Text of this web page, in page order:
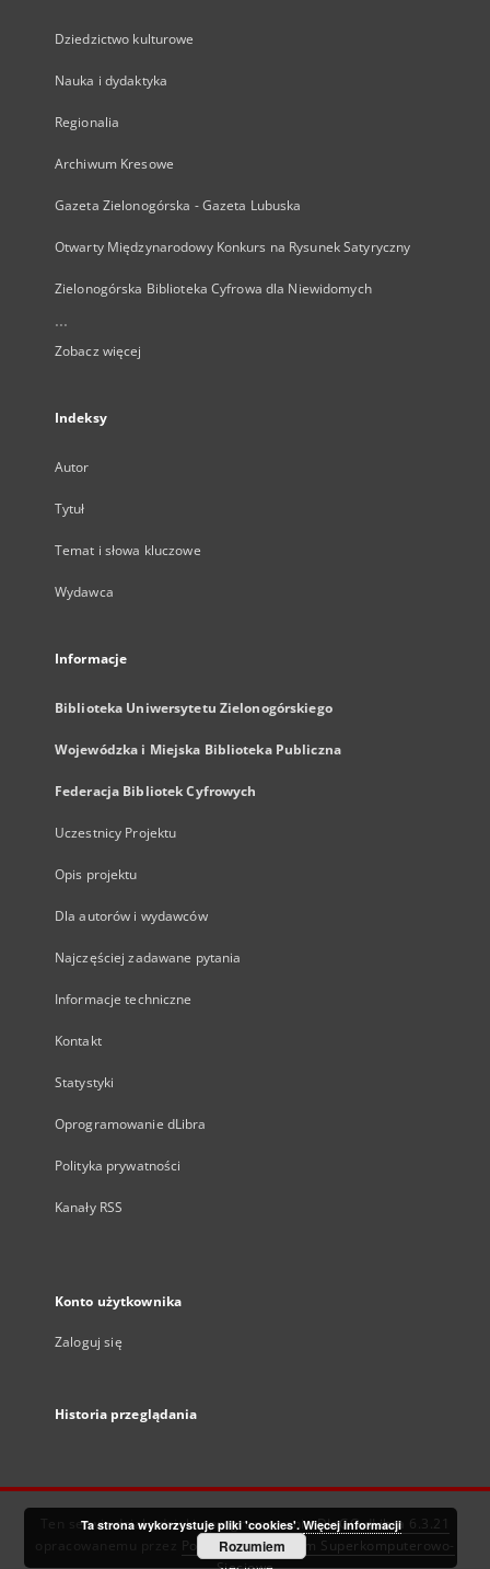
Dziedzictwo kulturowe
Nauka i dydaktyka
Regionalia
Archiwum Kresowe
Gazeta Zielonogórska - Gazeta Lubuska
Otwarty Międzynarodowy Konkurs na Rysunek Satyryczny
Zielonogórska Biblioteka Cyfrowa dla Niewidomych
...
Zobacz więcej
Indeksy
Autor
Tytuł
Temat i słowa kluczowe
Wydawca
Informacje
Biblioteka Uniwersytetu Zielonogórskiego
Wojewódzka i Miejska Biblioteka Publiczna
Federacja Bibliotek Cyfrowych
Uczestnicy Projektu
Opis projektu
Dla autorów i wydawców
Najczęściej zadawane pytania
Informacje techniczne
Kontakt
Statystyki
Oprogramowanie dLibra
Polityka prywatności
Kanały RSS
Konto użytkownika
Zaloguj się
Historia przeglądania
Ten serwis działa dzięki oprogramowaniuDInGO dLibra 6.3.21
Poznańskie Centrum Superkomputerowo-
Ta strona wykorzystuje pliki 'cookies'. Więcej informacji
Rozumiem